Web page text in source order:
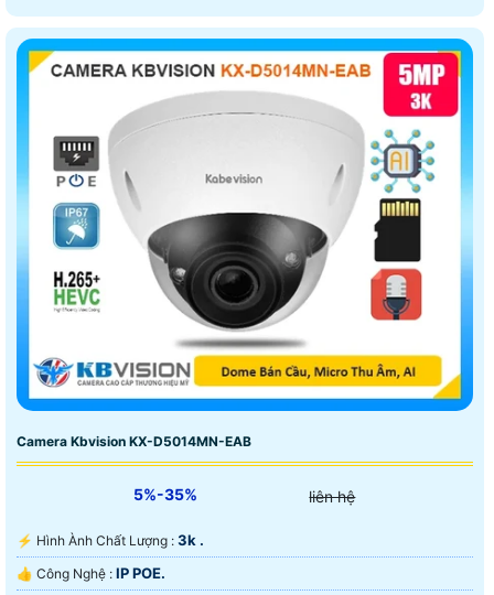
Camera Kbvision KX-D5014MN-EAB
5%-35% liên hệ
️⚡ Hình Ành Chất Lượng : 3k .
👍 Công Nghệ : IP POE.